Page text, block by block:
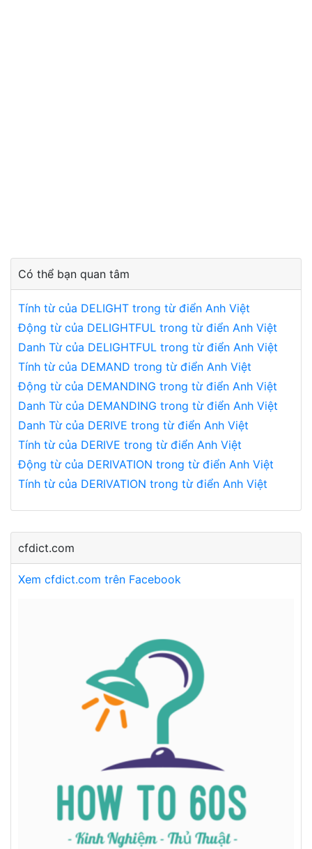
Có thể bạn quan tâm
Tính từ của DELIGHT trong từ điển Anh Việt
Động từ của DELIGHTFUL trong từ điển Anh Việt
Danh Từ của DELIGHTFUL trong từ điển Anh Việt
Tính từ của DEMAND trong từ điển Anh Việt
Động từ của DEMANDING trong từ điển Anh Việt
Danh Từ của DEMANDING trong từ điển Anh Việt
Danh Từ của DERIVE trong từ điển Anh Việt
Tính từ của DERIVE trong từ điển Anh Việt
Động từ của DERIVATION trong từ điển Anh Việt
Tính từ của DERIVATION trong từ điển Anh Việt
cfdict.com
Xem cfdict.com trên Facebook